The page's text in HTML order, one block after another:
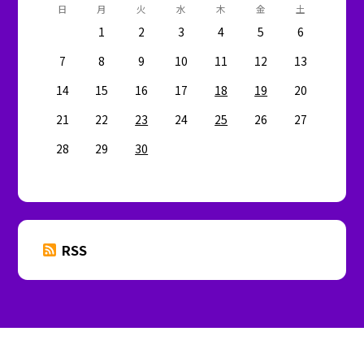
日 月 火 水 木 金 土
1 2 3 4 5
6
7
8 9 10 11 12
13
14
15 16 17 18 19
20
21
22 23 24 25 26
27
28
29 30
RSS